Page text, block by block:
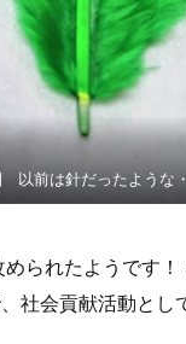
以前は針だったような
られたようです
社会貢献活動とし